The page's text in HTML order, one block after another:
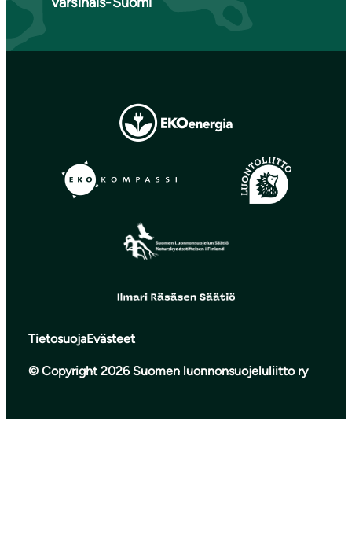
TietosuojaEvästeet
© Copyright 2026 Suomen luonnonsuojeluliitto ry